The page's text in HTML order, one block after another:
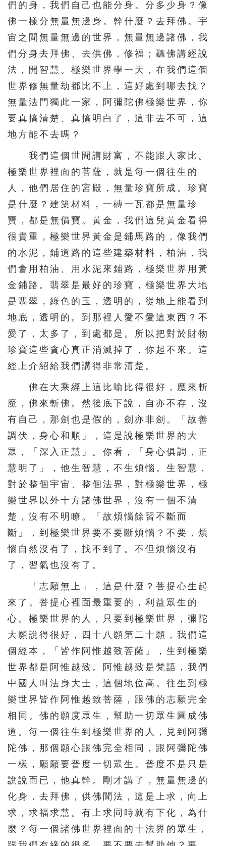
們的身，我們自己也能分身。分多少身？像
佛一樣分無量無邊身。幹什麼？去拜佛。宇
宙之間無量無邊的世界，無量無邊諸佛，我
們分身去拜佛、去供佛，修福；聽佛講經說
法，開智慧。極樂世界學一天，在我們這個
世界修無量劫都比不上，這好處到哪去找？
無量法門獨此一家，阿彌陀佛極樂世界，你
要真搞清楚、真搞明白了，這非去不可，這
地方能不去嗎？
我們這個世間講財富，不能跟人家比。
極樂世界裡面的菩薩，就是每一個往生的
人，他們居住的宮殿，無量珍寶所成。珍寶
是什麼？建築材料，一磚一瓦都是無量珍
寶，都是無價寶。黃金，我們這兒黃金看得
很貴重，極樂世界黃金是鋪馬路的，像我們
的水泥，鋪道路的這些建築材料，柏油，我
們會用柏油、用水泥來鋪路，極樂世界用黃
金鋪路。翡翠是最好的珍寶，極樂世界大地
是翡翠，綠色的玉，透明的，從地上能看到
地底，透明的。到那裡人愛不愛這東西？不
愛了，太多了，到處都是。所以把對於財物
珍寶這些貪心真正消滅掉了，你起不來。這
經上介紹給我們講得非常清楚。
佛在大乘經上這比喻比得很好，魔來斬
魔，佛來斬佛。然後底下說，自亦不存，沒
有自己，那劍也是假的，劍亦非劍。「故善
調伏，身心和順」，這是說極樂世界的大
眾，「深入正慧」。你看，「身心俱調，正
慧明了」，他生智慧，不生煩惱。生智慧，
對於整個宇宙、整個法界，對極樂世界，極
樂世界以外十方諸佛世界，沒有一個不清
楚，沒有不明瞭。「故煩惱餘習不斷而
斷」，到極樂世界要不要斷煩惱？不要，煩
惱自然沒有了，找不到了。不但煩惱沒有
了，習氣也沒有了。
「志願無上」，這是什麼？菩提心生起
來了。菩提心裡面最重要的，利益眾生的
心。極樂世界的人，只要到極樂世界，彌陀
大願說得很好，四十八願第二十願，我們這
個經本，「皆作阿惟越致菩薩」，生到極樂
世界都是阿惟越致。阿惟越致是梵語，我們
中國人叫法身大士，這個地位高。往生到極
樂世界皆作阿惟越致菩薩，跟佛的志願完全
相同。佛的願度眾生，幫助一切眾生圓成佛
道。每一個往生到極樂世界的人，見到阿彌
陀佛，那個願心跟佛完全相同，跟阿彌陀佛
一樣，願願要普度一切眾生。普度不是只是
說說而已，他真幹。剛才講了，無量無邊的
化身，去拜佛，供佛聞法，這是上求，向上
求，求福求慧。有上求同時就有下化，為什
麼？每一個諸佛世界裡面的十法界的眾生，